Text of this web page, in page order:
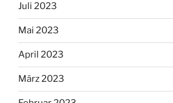
Juli 2023
Mai 2023
April 2023
März 2023